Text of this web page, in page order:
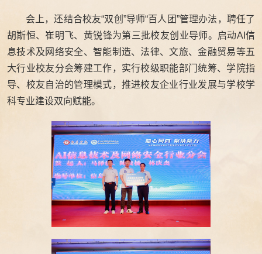
会上，还结合校友“双创”导师“百人团”管理办法，聘任了
胡斯恒、崔明飞、黄锐锋为第三批校友创业导师。启动AI信
息技术及网络安全、智能制造、法律、文旅、金融贸易等五
大行业校友分会筹建工作，实行校级职能部门统筹、学院指
导、校友自治的管理模式，推进校友企业行业发展与学校学
科专业建设双向赋能。